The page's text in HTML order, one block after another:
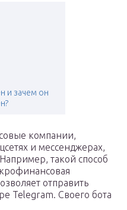
и зачем он
компании,
и мессенджерах,
такой способ
отправить
Telegram. Своего бота